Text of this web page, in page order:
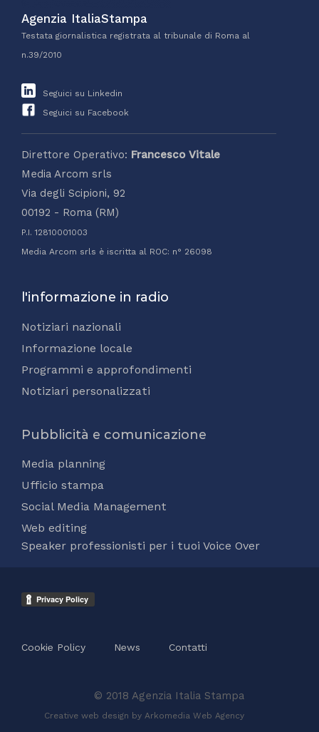
Agenzia ItaliaStampa
Testata giornalistica registrata al tribunale di Roma al
n.39/2010
Seguici su Linkedin
Seguici su Facebook
Direttore Operativo: Francesco Vitale
Media Arcom srls
Via degli Scipioni, 92
00192 - Roma (RM)
P.I. 12810001003
Media Arcom srls è iscritta al ROC: n° 26098
l'informazione in radio
Notiziari nazionali
Informazione locale
Programmi e approfondimenti
Notiziari personalizzati
Pubblicità e comunicazione
Media planning
Ufficio stampa
Social Media Management
Web editing
Speaker professionisti per i tuoi Voice Over
Cookie Policy News Contatti
© 2018 Agenzia Italia Stampa
Creative web design by Arkomedia Web Agency